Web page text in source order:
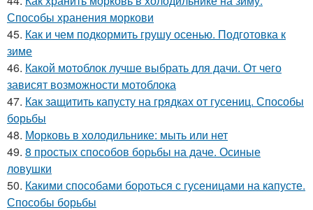
Способы хранения моркови
45. Как и чем подкормить грушу осенью. Подготовка к
зиме
46. Какой мотоблок лучше выбрать для дачи. От чего
зависят возможности мотоблока
47. Как защитить капусту на грядках от гусениц. Способы
борьбы
48. Морковь в холодильнике: мыть или нет
49. 8 простых способов борьбы на даче. Осиные
ловушки
50. Какими способами бороться с гусеницами на капусте.
Способы борьбы